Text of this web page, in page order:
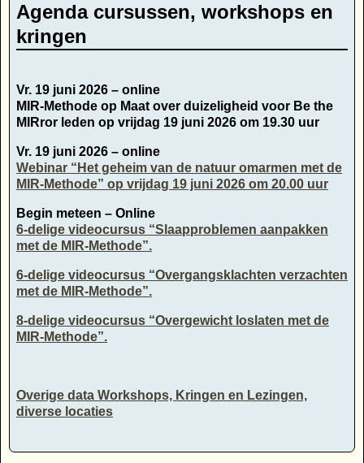
Agenda cursussen, workshops en
kringen
Vr. 19 juni 2026 – online
MIR-Methode op Maat over duizeligheid voor Be the
MIRror leden op vrijdag 19 juni 2026 om 19.30 uur
Vr. 19 juni 2026 – online
Webinar “Het geheim van de natuur omarmen met de
MIR-Methode” op vrijdag 19 juni 2026 om 20.00 uur
Begin meteen – Online
6-delige videocursus “Slaapproblemen aanpakken
met de MIR-Methode”.
6-delige videocursus “Overgangsklachten verzachten
met de MIR-Methode”.
8-delige videocursus “Overgewicht loslaten met de
MIR-Methode”.
Overige data Workshops, Kringen en Lezingen,
diverse locaties